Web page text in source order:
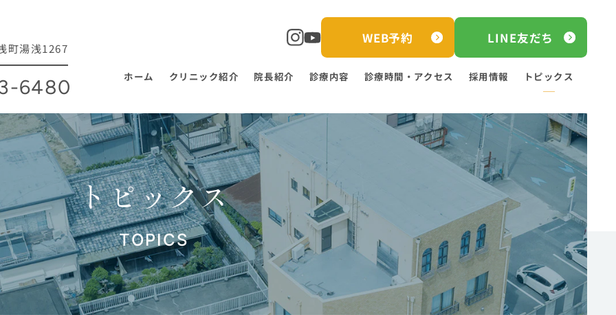
町湯浅1267
6480
WEB予約 LINE友だち
ホーム クリニック紹介 院長紹介 診療内容 診療時間・アクセス 採用情報 トピックス
トピックス
TOPICS